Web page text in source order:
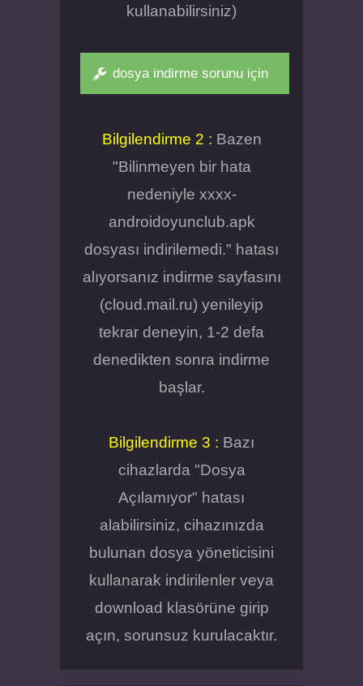
kullanabilirsiniz)
dosya indirme sorunu için
Bilgilendirme 2 : Bazen
"Bilinmeyen bir hata
nedeniyle xxxx-
androidoyunclub.apk
dosyası indirilemedi." hatası
alıyorsanız indirme sayfasını
(cloud.mail.ru) yenileyip
tekrar deneyin, 1-2 defa
denedikten sonra indirme
başlar.
Bilgilendirme 3 : Bazı
cihazlarda "Dosya
Açılamıyor" hatası
alabilirsiniz, cihazınızda
bulunan dosya yöneticisini
kullanarak indirilenler veya
download klasörüne girip
açın, sorunsuz kurulacaktır.